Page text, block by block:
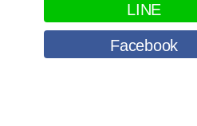
LINE
Facebook